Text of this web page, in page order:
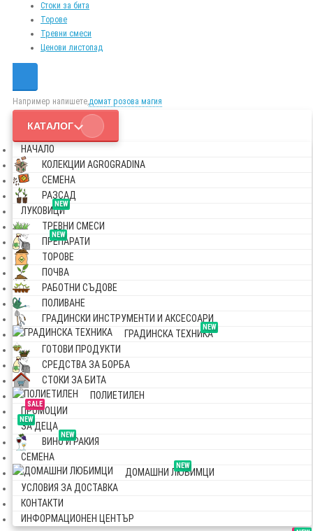
Стоки за бита
Торове
Тревни смеси
Ценови листопад
Например напишете,домат розова магия
КАТАЛОГ
НАЧАЛО
КОЛЕКЦИИ AGROGRADINA
СЕМЕНА
РАЗСАД
NEW
ЛУКОВИЦИ
ТРЕВНИ СМЕСИ
NEW
ПРЕПАРАТИ
ТОРОВЕ
ПОЧВА
РАБОТНИ СЪДОВЕ
ПОЛИВАНЕ
ГРАДИНСКИ ИНСТРУМЕНТИ И АКСЕСОАРИ
NEW
ГРАДИНСКА ТЕХНИКА
ГОТОВИ ПРОДУКТИ
СРЕДСТВА ЗА БОРБА
СТОКИ ЗА БИТА
ПОЛИЕТИЛЕН
SALE
ПРОМОЦИИ
NEW
ЗА ДЕЦА
NEW
ВИНО И РАКИЯ
СЕМЕНА
NEW
ДОМАШНИ ЛЮБИМЦИ
УСЛОВИЯ ЗА ДОСТАВКА
КОНТАКТИ
ИНФОРМАЦИОНЕН ЦЕНТЪР